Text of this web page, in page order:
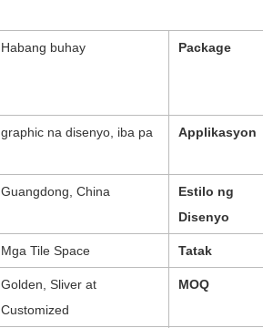
Habang buhay Package
graphic na disenyo, iba pa Applikasyon
Guangdong, China
Estilo ng
Disenyo
Mga Tile Space Tatak
Golden, Sliver at
Customized
MOQ